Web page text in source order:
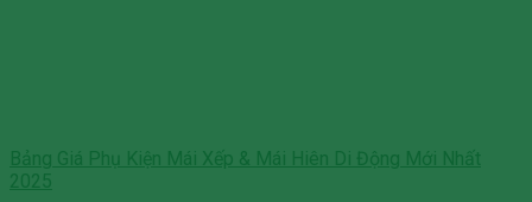
Bảng Giá Phụ Kiện Mái Xếp & Mái Hiên Di Động Mới Nhất
2025